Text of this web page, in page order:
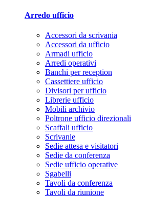
Arredo ufficio
Accessori da scrivania
Accessori da ufficio
Armadi ufficio
Arredi operativi
Banchi per reception
Cassettiere ufficio
Divisori per ufficio
Librerie ufficio
Mobili archivio
Poltrone ufficio direzionali
Scaffali ufficio
Scrivanie
Sedie attesa e visitatori
Sedie da conferenza
Sedie ufficio operative
Sgabelli
Tavoli da conferenza
Tavoli da riunione